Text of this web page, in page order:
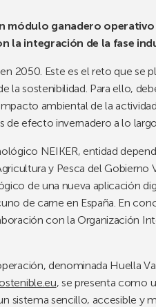
módulo ganadero
la integración de la fase
2050. Este es el reto que se
la sostenibilidad. Para ello,
ambiental de la
de efecto invernadero a lo
NEIKER, entidad
y Pesca del Gobierno
de una nueva aplicación
de carne en España. En
con la Organización
denominada Huella
, se presenta como
sistema sencillo, accesible y